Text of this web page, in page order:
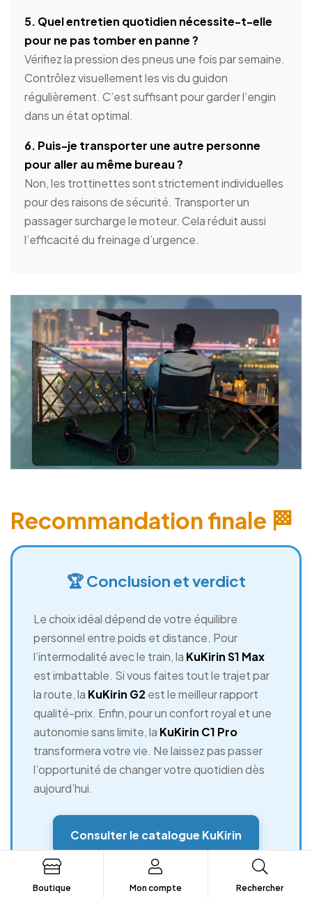
5. Quel entretien quotidien nécessite-t-elle
pour ne pas tomber en panne ?
Vérifiez la pression des pneus une fois par semaine.
Contrôlez visuellement les vis du guidon
régulièrement. C’est suffisant pour garder l’engin
dans un état optimal.
6. Puis-je transporter une autre personne
pour aller au même bureau ?
Non, les trottinettes sont strictement individuelles
pour des raisons de sécurité. Transporter un
passager surcharge le moteur. Cela réduit aussi
l’efficacité du freinage d’urgence.
Recommandation finale 🏁
🏆 Conclusion et verdict
Le choix idéal dépend de votre équilibre
personnel entre poids et distance. Pour
l’intermodalité avec le train, la KuKirin S1 Max
est imbattable. Si vous faites tout le trajet par
la route, la KuKirin G2 est le meilleur rapport
qualité-prix. Enfin, pour un confort royal et une
autonomie sans limite, la KuKirin C1 Pro
transformera votre vie. Ne laissez pas passer
l’opportunité de changer votre quotidien dès
aujourd’hui.
Consulter le catalogue KuKirin
Contacter un expert
Boutique Mon compte Rechercher